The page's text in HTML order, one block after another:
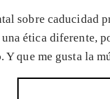
sobre caducidad
ética diferente,
. Y que me gusta la